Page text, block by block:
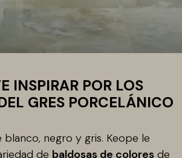
INSPIRAR POR LOS
GRES PORCELÁNICO
blanco, negro y gris. Keope le
de baldosas de colores de